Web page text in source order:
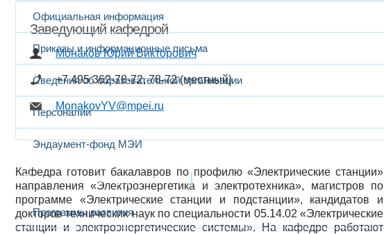
Официальная информация
Приказы и информационные письма
Сведения об образовательной организации
Персоналии
Эндаумент-фонд МЭИ
Развитие и сотрудничество
Программы развития
Заведующий кафедрой
Монаков Юрий Викторович
+7 495 362-78-72, 78-72 (местный)
MonakovYV@mpei.ru
Кафедра готовит бакалавров по профилю «Электрические станции»
направления «Электроэнергетика и электротехника», магистров по
программе «Электрические станции и подстанции», кандидатов и
докторов технических наук по специальности 05.14.02 «Электрические
станции и электроэнергетические системы». На кафедре работают